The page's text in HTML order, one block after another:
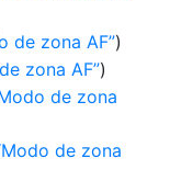
de zona AF )
zona AF )
de zona
Modo de zona